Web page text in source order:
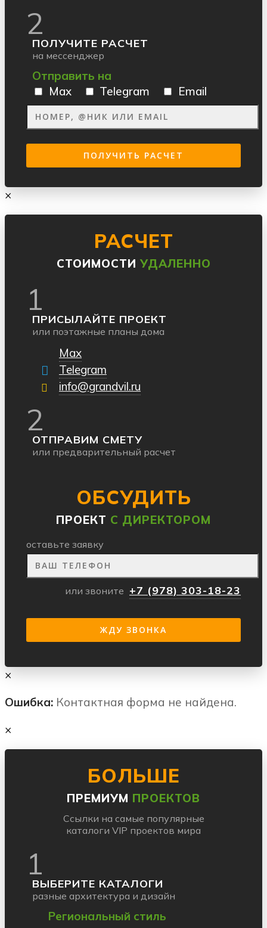
2
ПОЛУЧИТЕ РАСЧЕТ
на мессенджер
Отправить на
Max
Telegram Email
×
РАСЧЕТ
СТОИМОСТИ УДАЛЕННО
1
ПРИСЫЛАЙТЕ ПРОЕКТ
или поэтажные планы дома
Max
Telegram
info@grandvil.ru
2
ОТПРАВИМ СМЕТУ
или предварительный расчет
ОБСУДИТЬ
ПРОЕКТ С ДИРЕКТОРОМ
оставьте заявку
или звоните +7 (978) 303-18-23
×
Ошибка: Контактная форма не найдена.
×
БОЛЬШЕ
ПРЕМИУМ ПРОЕКТОВ
Ссылки на самые популярные
каталоги VIP проектов мира
1
ВЫБЕРИТЕ КАТАЛОГИ
разные архитектура и дизайн
Региональный стиль